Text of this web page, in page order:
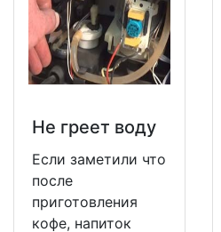
Не греет воду
Если заметили что
после
приготовления
кофе, напиток